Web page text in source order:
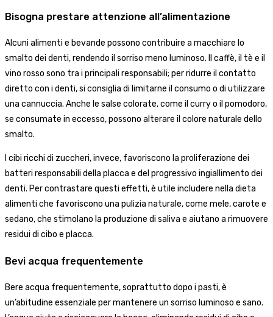
Bisogna prestare attenzione all’alimentazione
Alcuni alimenti e bevande possono contribuire a macchiare lo
smalto dei denti, rendendo il sorriso meno luminoso. Il caffè, il tè e il
vino rosso sono tra i principali responsabili; per ridurre il contatto
diretto con i denti, si consiglia di limitarne il consumo o di utilizzare
una cannuccia. Anche le salse colorate, come il curry o il pomodoro,
se consumate in eccesso, possono alterare il colore naturale dello
smalto.
I cibi ricchi di zuccheri, invece, favoriscono la proliferazione dei
batteri responsabili della placca e del progressivo ingiallimento dei
denti. Per contrastare questi effetti, è utile includere nella dieta
alimenti che favoriscono una pulizia naturale, come mele, carote e
sedano, che stimolano la produzione di saliva e aiutano a rimuovere
residui di cibo e placca.
Bevi acqua frequentemente
Bere acqua frequentemente, soprattutto dopo i pasti, è
un’abitudine essenziale per mantenere un sorriso luminoso e sano.